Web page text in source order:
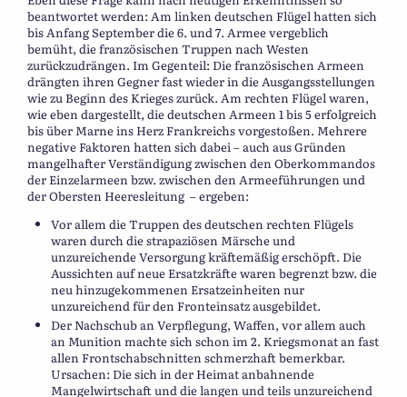
beantwortet werden: Am linken deutschen Flügel hatten sich
bis Anfang September die 6. und 7. Armee vergeblich
bemüht, die französischen Truppen nach Westen
zurückzudrängen. Im Gegenteil: Die französischen Armeen
drängten ihren Gegner fast wieder in die Ausgangsstellungen
wie zu Beginn des Krieges zurück. Am rechten Flügel waren,
wie eben dargestellt, die deutschen Armeen 1 bis 5 erfolgreich
bis über Marne ins Herz Frankreichs vorgestoßen. Mehrere
negative Faktoren hatten sich dabei – auch aus Gründen
mangelhafter Verständigung zwischen den Oberkommandos
der Einzelarmeen bzw. zwischen den Armeeführungen und
der Obersten Heeresleitung – ergeben:
Vor allem die Truppen des deutschen rechten Flügels
waren durch die strapaziösen Märsche und
unzureichende Versorgung kräftemäßig erschöpft. Die
Aussichten auf neue Ersatzkräfte waren begrenzt bzw. die
neu hinzugekommenen Ersatzeinheiten nur
unzureichend für den Fronteinsatz ausgebildet.
Der Nachschub an Verpflegung, Waffen, vor allem auch
an Munition machte sich schon im 2. Kriegsmonat an fast
allen Frontschabschnitten schmerzhaft bemerkbar.
Ursachen: Die sich in der Heimat anbahnende
Mangelwirtschaft und die langen und teils unzureichend